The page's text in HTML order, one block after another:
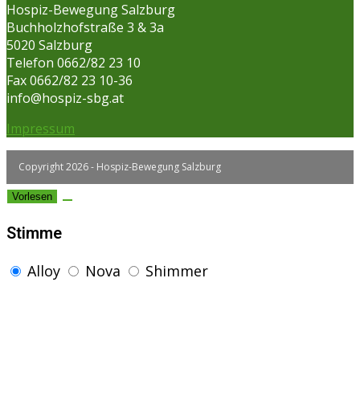
Hospiz-Bewegung Salzburg
Buchholzhofstraße 3 & 3a
5020 Salzburg
Telefon 0662/82 23 10
Fax 0662/82 23 10-36
info@hospiz-sbg.at
Impressum
Copyright 2026 - Hospiz-Bewegung Salzburg
Vorlesen
Stimme
Alloy
Nova Shimmer